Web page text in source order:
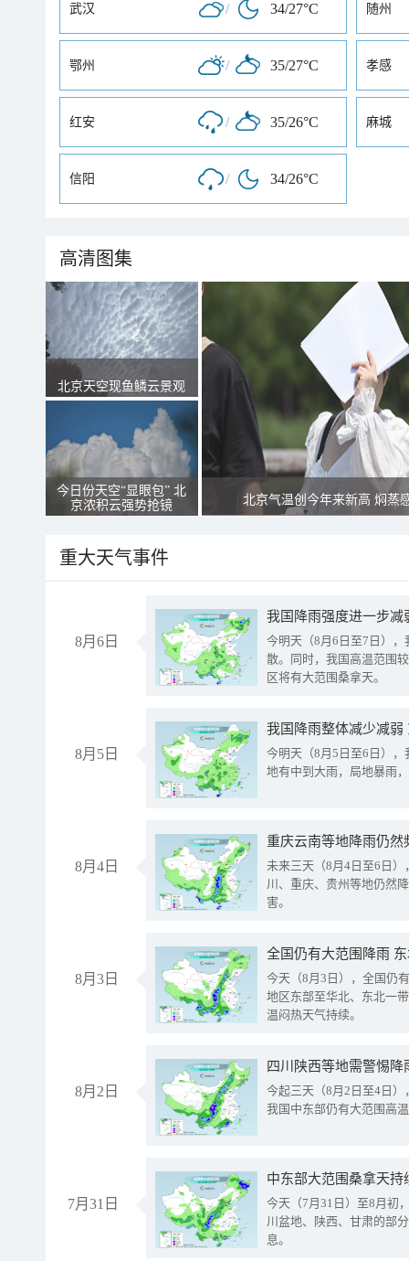
武汉 / 34/27°C 随州
鄂州 / 35/27°C 孝感
红安 / 35/26°C 麻城
信阳 / 34/26°C
高清图集
北京天空现鱼鳞云景观
今日份天空“显眼包” 北
京浓积云强势抢镜
北京气温创今年来新高 焖蒸
重大天气事件
8月6日
今明天（8月6日至7日）
散。同时，我国高温范围
区将有大范围桑拿天。
8月5日
我国降雨整体减少减弱
今明天（8月5日至6日）
地有中到大雨，局地暴雨
8月4日
重庆云南等地降雨仍然
未来三天（8月4日至6日
川、重庆、贵州等地仍然
害。
8月3日
全国仍有大范围降雨
今天（8月3日），全国仍
地区东部至华北、东北一
温闷热天气持续。
8月2日
今起三天（8月2日至4日
我国中东部仍有大范围高
7月31日
中东部大范围桑拿天
今天（7月31日）至8月初
川盆地、陕西、甘肃的部
息。